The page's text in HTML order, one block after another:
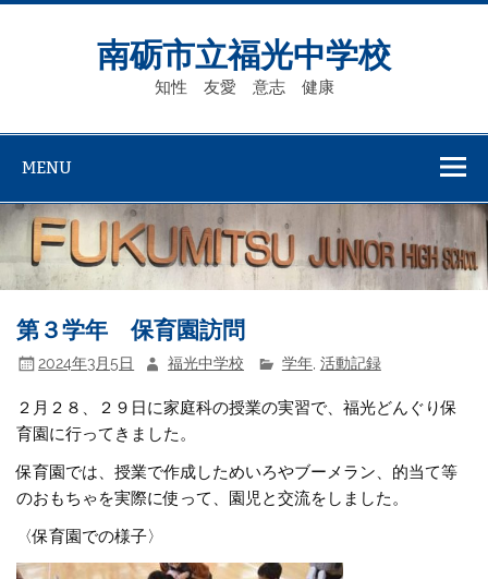
Skip
南砺市立福光中学校
知性 友愛 意志 健康
MENU
第３学年 保育園訪問
2024年3月5日 福光中学校 学年, 活動記録
２月２８、２９日に家庭科の授業の実習で、福光どんぐり保
育園に行ってきました。
保育園では、授業で作成しためいろやブーメラン、的当て等
のおもちゃを実際に使って、園児と交流をしました。
〈保育園での様子〉